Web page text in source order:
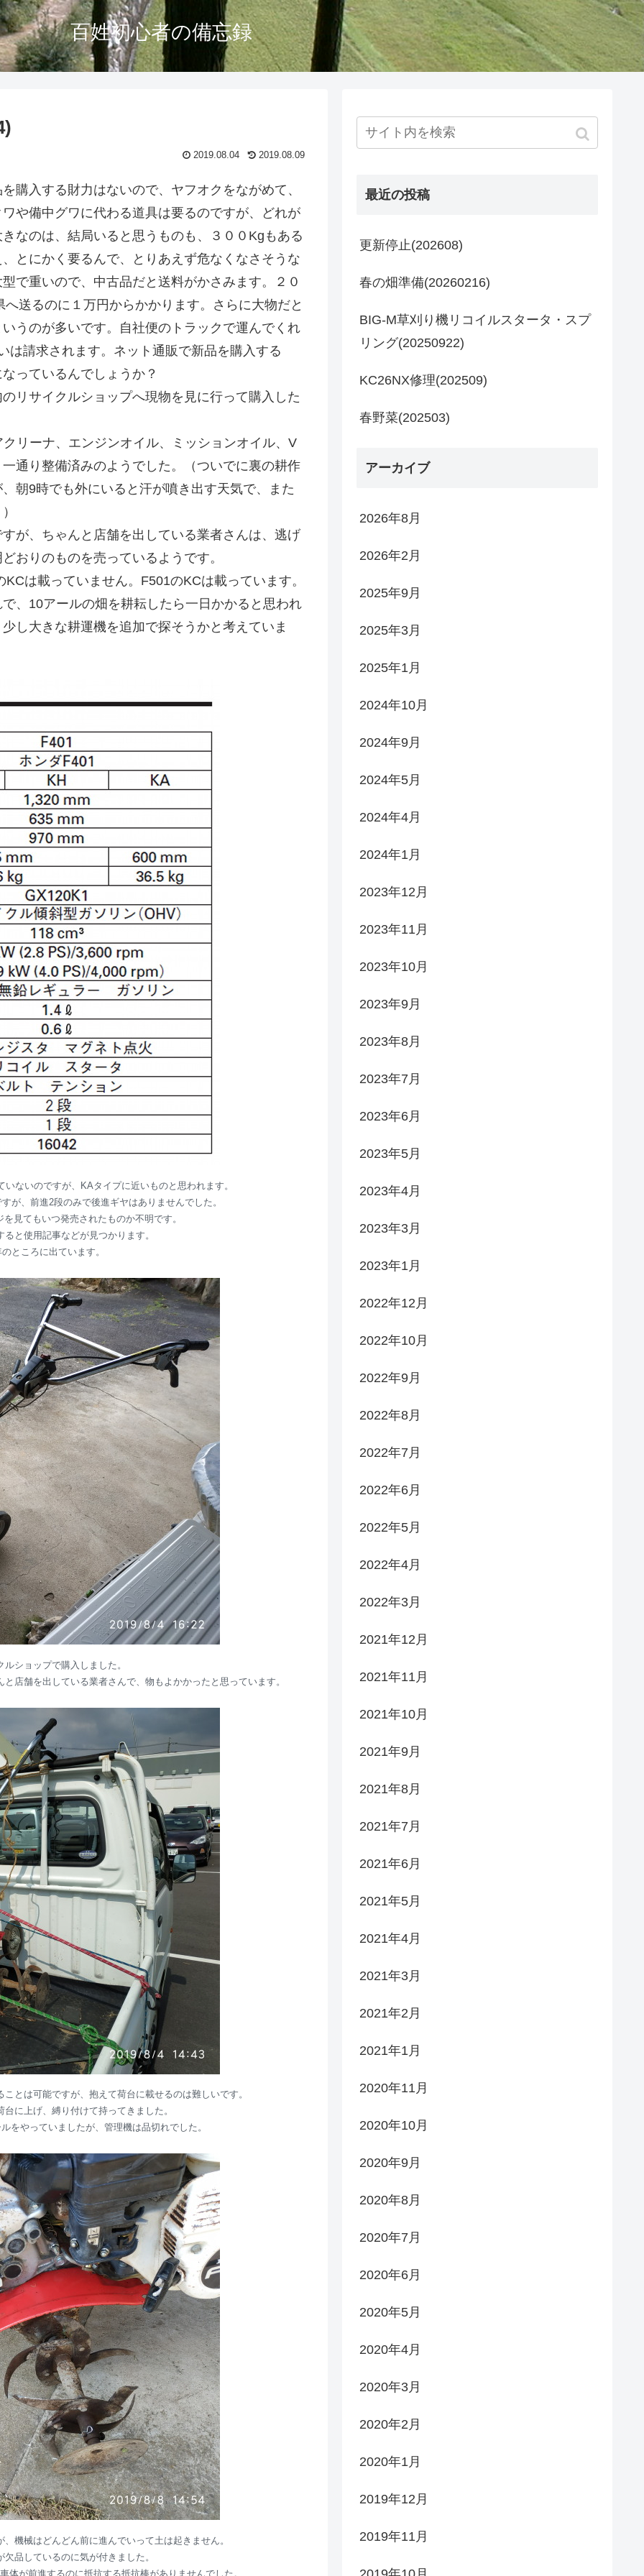
百姓初心者の備忘録
2019.08.09
2019.08.04
購入する財力はないので、ヤフオクをながめて、
や備中グワに代わる道具は要るのですが、どれが
なのは、結局いると思うものも、３００Kgもある
とにかく要るんで、とりあえず危なくなさそうな
で重いので、中古品だと送料がかさみます。２０
送るのに１万円からかかります。さらに大物だと
うのが多いです。自社便のトラックで運んでくれ
は請求されます。ネット通販で新品を購入する
っているんでしょうか？
リサイクルショップへ現物を見に行って購入した
リーナ、エンジンオイル、ミッションオイル、V
通り整備済みのようでした。（ついでに裏の耕作
朝9時でも外にいると汗が噴き出す天気で、また
が、ちゃんと店舗を出している業者さんは、逃げ
おりのものを売っているようです。
は載っていません。F501のKCは載っています。
、10アールの畑を耕耘したら一日かかると思われ
し大きな耕運機を追加で探そうかと考えていま
ないのですが、KAタイプに近いものと思われます。
が、前進2段のみで後進ギヤはありませんでした。
見てもいつ発売されたものか不明です。
と使用記事などが見つかります。
ところに出ています。
ショップで購入しました。
店舗を出している業者さんで、物もよかかったと思っています。
とは可能ですが、抱えて荷台に載せるのは難しいです。
に上げ、縛り付けて持ってきました。
をやっていましたが、管理機は品切れでした。
機械はどんどん前に進んでいって土は起きません。
品しているのに気が付きました。
体が前進するのに抵抗する抵抗棒がありませんでした。
最近の投稿
更新停止(202608)
春の畑準備(20260216)
BIG-M草刈り機リコイルスタータ・スプ
リング(20250922)
KC26NX修理(202509)
春野菜(202503)
アーカイブ
2026年8月
2026年2月
2025年9月
2025年3月
2025年1月
2024年10月
2024年9月
2024年5月
2024年4月
2024年1月
2023年12月
2023年11月
2023年10月
2023年9月
2023年8月
2023年7月
2023年6月
2023年5月
2023年4月
2023年3月
2023年1月
2022年12月
2022年10月
2022年9月
2022年8月
2022年7月
2022年6月
2022年5月
2022年4月
2022年3月
2021年12月
2021年11月
2021年10月
2021年9月
2021年8月
2021年7月
2021年6月
2021年5月
2021年4月
2021年3月
2021年2月
2021年1月
2020年11月
2020年10月
2020年9月
2020年8月
2020年7月
2020年6月
2020年5月
2020年4月
2020年3月
2020年2月
2020年1月
2019年12月
2019年11月